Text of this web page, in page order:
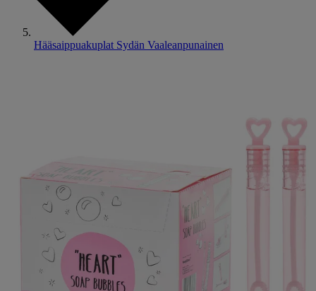
Hääsaippuakuplat Sydän Vaaleanpunainen